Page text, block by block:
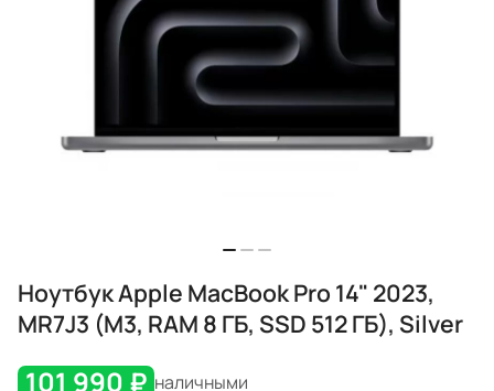
Ноутбук Apple MacBook Pro 14" 2023,
MR7J3 (M3, RAM 8 ГБ, SSD 512 ГБ), Silver
101 990 ₽ наличными